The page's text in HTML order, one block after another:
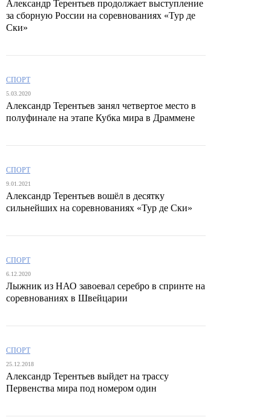
Александр Терентьев продолжает выступление
за сборную России на соревнованиях «Тур де
Ски»
СПОРТ
5.03.2020
Александр Терентьев занял четвертое место в
полуфинале на этапе Кубка мира в Драммене
СПОРТ
9.01.2021
Александр Терентьев вошёл в десятку
сильнейших на соревнованиях «Тур де Ски»
СПОРТ
6.12.2020
Лыжник из НАО завоевал серебро в спринте на
соревнованиях в Швейцарии
СПОРТ
25.12.2018
Александр Терентьев выйдет на трассу
Первенства мира под номером один